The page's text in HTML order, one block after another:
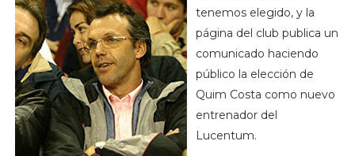
tenemos elegido, y la
página del club publica un
comunicado haciendo
público la elección de
Quim Costa como nuevo
entrenador del
Lucentum.